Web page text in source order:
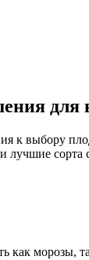
для
к выбору
морозы,